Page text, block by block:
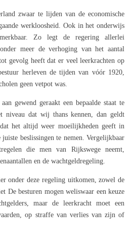
zwaar te lijden van de economische
werkloosheid. Ook in het onderwijs
Zo legt de regering allerlei
meer de verhoging van het aantal
gevolg heeft dat er veel leerkrachten op
herleven de tijden van vóór 1920,
geen vetpot was.
gewend geraakt een bepaalde staat te
niveau dat wij thans kennen, dan geldt
het altijd weer moeilijkheden geeft in
juiste beslissingen te nemen. Vergelijkbaar
die men van Rijkswege neemt,
en de wachtgeldregeling.
onder deze regeling uitkomen, zowel de
De besturen mogen weliswaar een keuze
maar de leerkracht moet een
op straffe van verlies van zijn of